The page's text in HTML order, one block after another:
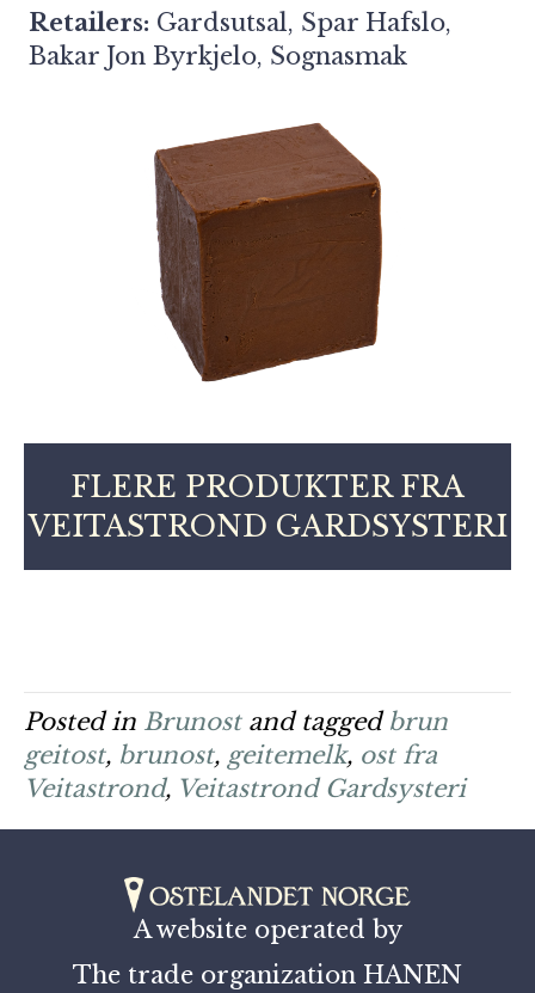
Retailers: Gardsutsal, Spar Hafslo,
Bakar Jon Byrkjelo, Sognasmak
FLERE PRODUKTER FRA
VEITASTROND GARDSYSTERI
Posted in Brunostand tagged brun
geitost, brunost, geitemelk, ost fra
Veitastrond, Veitastrond Gardsysteri
A website operated by
The trade organization HANEN